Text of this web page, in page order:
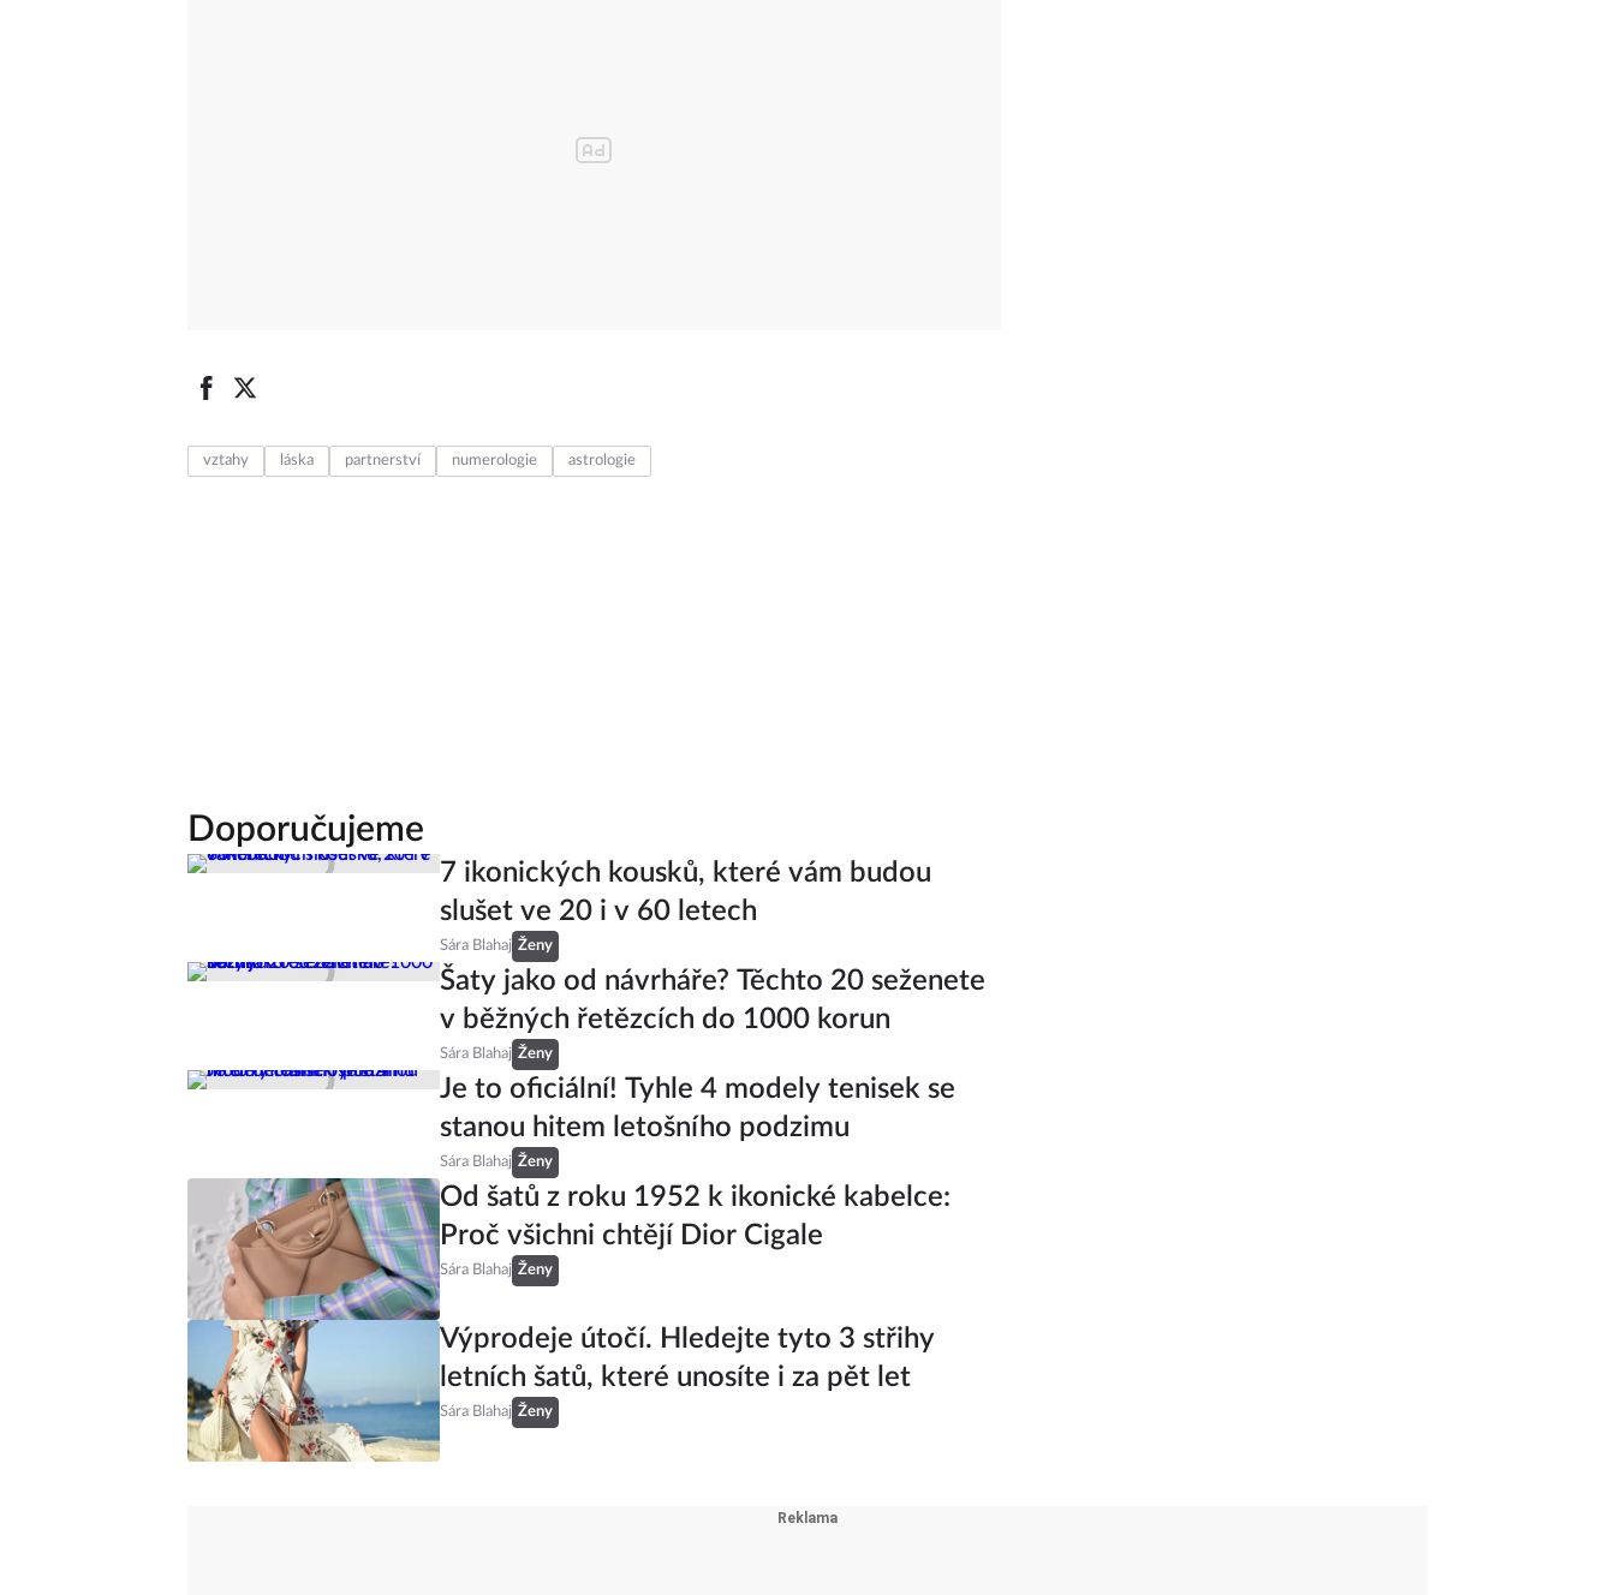
vztahy láska partnerství numerologie astrologie
Doporučujeme
7 ikonických kousků, které vám budou
slušet ve 20 i v 60 letech
Sára Blahaj Ženy
Šaty jako od návrháře? Těchto 20 seženete
v běžných řetězcích do 1000 korun
Sára Blahaj Ženy
Je to oficiální! Tyhle 4 modely tenisek se
stanou hitem letošního podzimu
Sára Blahaj Ženy
Od šatů z roku 1952 k ikonické kabelce:
Proč všichni chtějí Dior Cigale
Sára Blahaj Ženy
Výprodeje útočí. Hledejte tyto 3 střihy
letních šatů, které unosíte i za pět let
Sára Blahaj Ženy